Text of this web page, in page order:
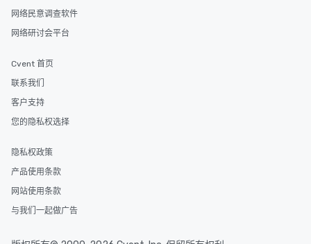
网络民意调查软件
网络研讨会平台
Cvent 首页
联系我们
客户支持
您的隐私权选择
隐私权政策
产品使用条款
网站使用条款
与我们一起做广告